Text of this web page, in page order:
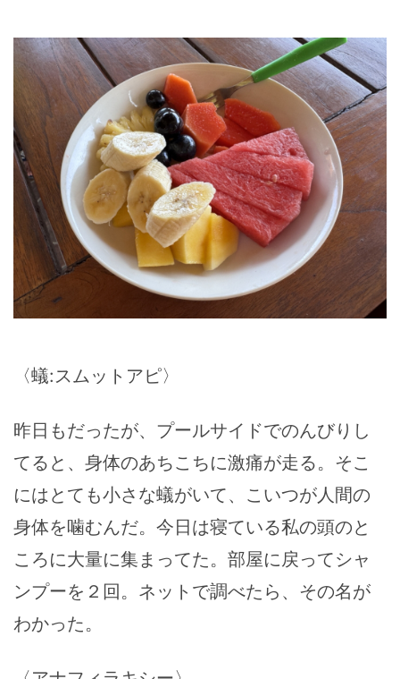
〈蟻:スムットアピ〉
昨日もだったが、プールサイドでのんびりし
てると、身体のあちこちに激痛が走る。そこ
にはとても小さな蟻がいて、こいつが人間の
身体を噛むんだ。今日は寝ている私の頭のと
ころに大量に集まってた。部屋に戻ってシャ
ンプーを２回。ネットで調べたら、その名が
わかった。